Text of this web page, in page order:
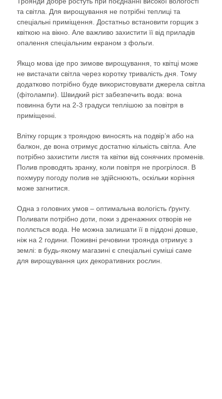
та світла. Для вирощування не потрібні теплиці та
спеціальні приміщення. Достатньо встановити горщик з
квіткою на вікно. Але важливо захистити її від приладів
опалення спеціальним екраном з фольги.
Якщо мова іде про зимове вирощування, то квітці може
не вистачати світла через коротку тривалість дня. Тому
додатково потрібно буде використовувати джерела світла
(фітолампи). Швидкий ріст забезпечить вода: вона
повинна бути на 2-3 градуси теплішою за повітря в
приміщенні.
Влітку горщик з трояндою виносять на подвір’я або на
балкон, де вона отримує достатню кількість світла. Але
потрібно захистити листя та квітки від сонячних променів.
Полив проводять зранку, коли повітря не прогрілося. В
похмуру погоду полив не здійснюють, оскільки коріння
може загнитися.
Одна з головних умов – оптимальна вологість ґрунту.
Поливати потрібно доти, поки з дренажних отворів не
поллється вода. Не можна залишати її в піддоні довше,
ніж на 2 години. Поживні речовини троянда отримує з
землі: в будь-якому магазині є спеціальні суміші саме
для вирощування цих декоративних рослин.